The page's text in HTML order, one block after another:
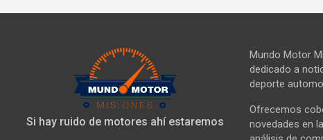
Si hay ruido de motores ahí estaremos
Mundo Motor
dedicado a
deporte
Ofrecemos
novedades en